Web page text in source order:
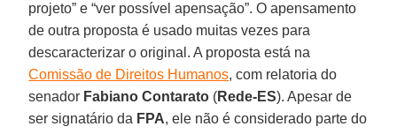
projeto” e “ver possível apensação”. O apensamento
de outra proposta é usado muitas vezes para
descaracterizar o original. A proposta está na
Comissão de Direitos Humanos, com relatoria do
senador Fabiano Contarato (Rede-ES). Apesar de
ser signatário da FPA, ele não é considerado parte do